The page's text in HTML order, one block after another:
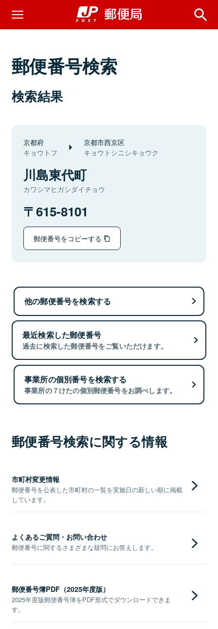
郵便番号検索
検索結果
京都府
キョウトフ
京都市西京区
キョウトシニシキョウク
川島東代町
カワシマヒガシダイチョウ
615-8101
郵便番号をコピーする
他の郵便番号を検索する
最近検索した郵便番号
過去に検索した郵便番号をご覧いただけます。
事業所の個別番号を検索する
事業所の７けたの個別郵便番号をお調べします。
郵便番号検索に関する情報
市町村変更情報
郵便番号を公表した市町村の一覧を実施日の新しい順に掲載
しています。
よくあるご質問・お問い合わせ
郵便番号に関するさまざまな疑問にお答えします。
郵便番号簿PDF（2025年度版）
2025年度版郵便番号簿をPDF形式でダウンロードできま
す。